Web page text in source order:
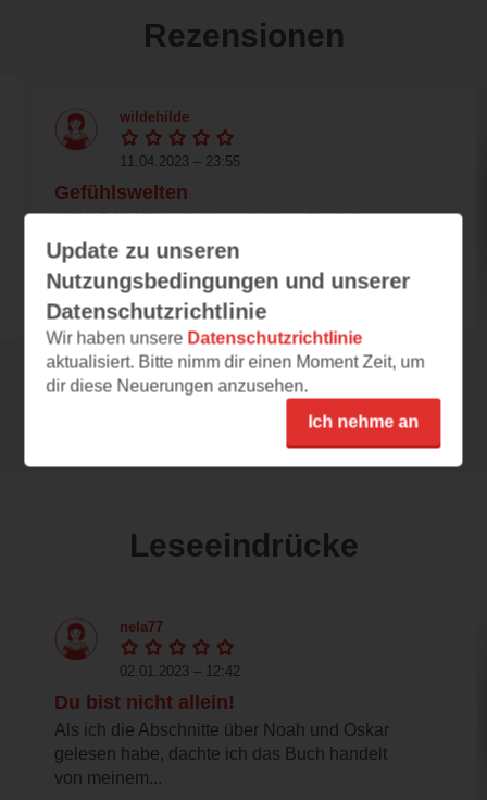
Rezensionen
wildehilde
11.04.2023 – 23:55
Gefühlswelten
HIRNSALAT hat jeder mal. Aber für viele
Kinder ist er alltäglich. Was ist Hirnsalat
eigentlich...
Alle 68 Rezensionen anzeigen
Leseeindrücke
nela77
02.01.2023 – 12:42
Du bist nicht allein!
Als ich die Abschnitte über Noah und Oskar
gelesen habe, dachte ich das Buch handelt
von meinem...
Update zu unseren
Nutzungsbedingungen und unserer
Datenschutzrichtlinie
Wir haben unsere Datenschutzrichtlinie
aktualisiert. Bitte nimm dir einen Moment Zeit, um
dir diese Neuerungen anzusehen.
Ich nehme an